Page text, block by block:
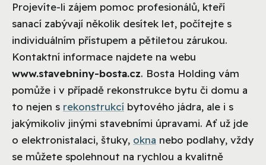
Projevíte-li zájem pomoc profesionálů, kteří
sanací zabývají několik desítek let, počítejte s
individuálním přístupem a pětiletou zárukou.
Kontaktní informace najdete na webu
www.stavebniny-bosta.cz. Bosta Holding vám
pomůže i v případě rekonstrukce bytu či domu a
to nejen s rekonstrukcí bytového jádra, ale i s
jakýmikoliv jinými stavebními úpravami. Ať už jde
o elektronistalaci, štuky, okna nebo podlahy, vždy
se můžete spolehnout na rychlou a kvalitně